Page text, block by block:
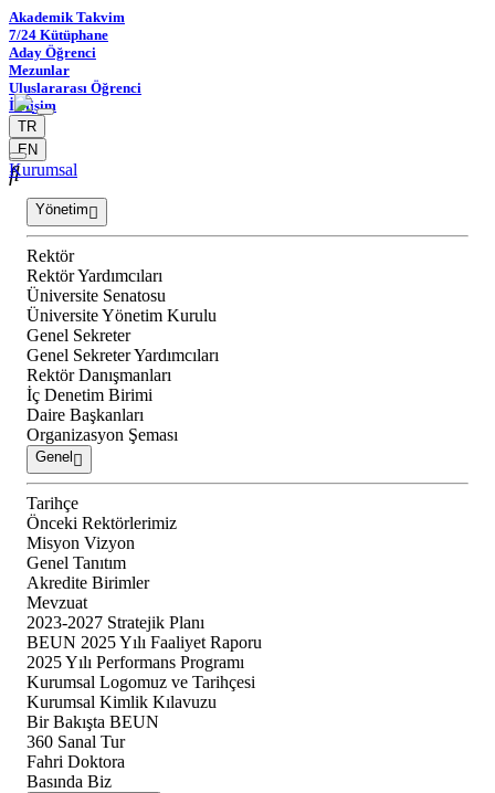
Akademik Takvim
7/24 Kütüphane
Aday Öğrenci
Mezunlar
Uluslararası Öğrenci
İletişim
TR
EN
Kurumsal
Yönetim
Rektör
Rektör Yardımcıları
Üniversite Senatosu
Üniversite Yönetim Kurulu
Genel Sekreter
Genel Sekreter Yardımcıları
Rektör Danışmanları
İç Denetim Birimi
Daire Başkanları
Organizasyon Şeması
Genel
Tarihçe
Önceki Rektörlerimiz
Misyon Vizyon
Genel Tanıtım
Akredite Birimler
Mevzuat
2023-2027 Stratejik Planı
BEUN 2025 Yılı Faaliyet Raporu
2025 Yılı Performans Programı
Kurumsal Logomuz ve Tarihçesi
Kurumsal Kimlik Kılavuzu
Bir Bakışta BEUN
360 Sanal Tur
Fahri Doktora
Basında Biz